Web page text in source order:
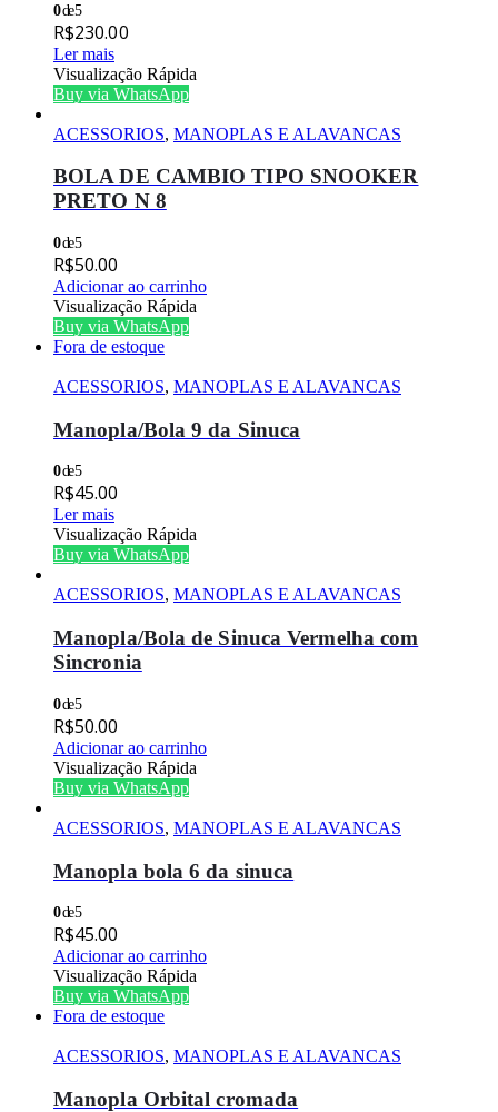
0de 5
R$230.00
Ler mais
Visualização Rápida
Buy via WhatsApp
ACESSORIOS, MANOPLAS E ALAVANCAS
BOLA DE CAMBIO TIPO SNOOKER
PRETO N 8
0de 5
R$50.00
Adicionar ao carrinho
Visualização Rápida
Buy via WhatsApp
Fora de estoque
ACESSORIOS, MANOPLAS E ALAVANCAS
Manopla/Bola 9 da Sinuca
0de 5
R$45.00
Ler mais
Visualização Rápida
Buy via WhatsApp
ACESSORIOS, MANOPLAS E ALAVANCAS
Manopla/Bola de Sinuca Vermelha com
Sincronia
0de 5
R$50.00
Adicionar ao carrinho
Visualização Rápida
Buy via WhatsApp
ACESSORIOS, MANOPLAS E ALAVANCAS
Manopla bola 6 da sinuca
0de 5
R$45.00
Adicionar ao carrinho
Visualização Rápida
Buy via WhatsApp
Fora de estoque
ACESSORIOS, MANOPLAS E ALAVANCAS
Manopla Orbital cromada